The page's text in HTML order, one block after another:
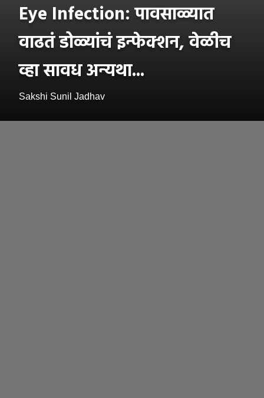
Eye Infection: पावसाळ्यात
वाढतं डोळ्यांचं इन्फेक्शन, वेळीच
व्हा सावध अन्यथा...
Sakshi Sunil Jadhav